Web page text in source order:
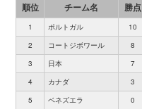
順位 チーム名 勝点
1 ポルトガル 10
2
コートジボワール 8
3
日本 7
4
カナダ 3
5
ベネズエラ 0